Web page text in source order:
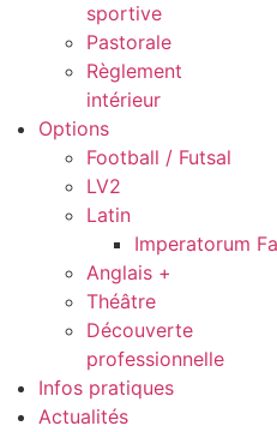
sportive
Pastorale
Règlement
intérieur
Options
Football / Futsal
LV2
Latin
Imperatorum
Anglais +
Théâtre
Découverte
professionnelle
Infos pratiques
Actualités